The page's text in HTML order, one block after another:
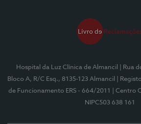
Hospital da Luz Clínica de Almancil
| Rua
Bloco A, R/C Esq., 8135-123 Almancil
|
de Funcionamento ERS - 664/2011
| Centro
NIPC503 638 161